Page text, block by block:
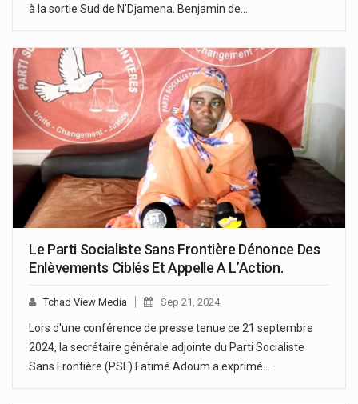
à la sortie Sud de N’Djamena. Benjamin de…
Le Parti Socialiste Sans Frontière Dénonce Des
Enlèvements Ciblés Et Appelle A L’Action.
Tchad View Media Sep 21, 2024
Lors d'une conférence de presse tenue ce 21 septembre
2024, la secrétaire générale adjointe du Parti Socialiste
Sans Frontière (PSF) Fatimé Adoum a exprimé…